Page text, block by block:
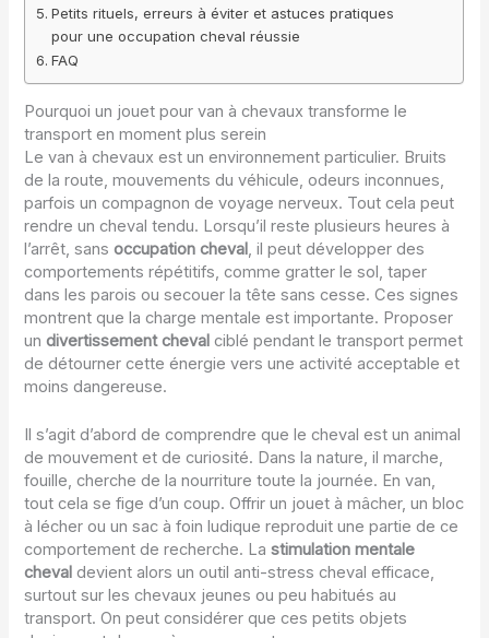
Petits rituels, erreurs à éviter et astuces pratiques
pour une occupation cheval réussie
FAQ
Pourquoi un jouet pour van à chevaux transforme le
transport en moment plus serein
Le van à chevaux est un environnement particulier. Bruits
de la route, mouvements du véhicule, odeurs inconnues,
parfois un compagnon de voyage nerveux. Tout cela peut
rendre un cheval tendu. Lorsqu’il reste plusieurs heures à
l’arrêt, sansoccupation cheval, il peut développer des
comportements répétitifs, comme gratter le sol, taper
dans les parois ou secouer la tête sans cesse. Ces signes
montrent que la charge mentale est importante. Proposer
undivertissement cheval ciblé pendant le transport permet
de détourner cette énergie vers une activité acceptable et
moins dangereuse.
Il s’agit d’abord de comprendre que le cheval est un animal
de mouvement et de curiosité. Dans la nature, il marche,
fouille, cherche de la nourriture toute la journée. En van,
tout cela se fige d’un coup. Offrir un jouet à mâcher, un bloc
à lécher ou un sac à foin ludique reproduit une partie de ce
comportement de recherche. Lastimulation mentale
cheval devient alors un outil anti-stress cheval efficace,
surtout sur les chevaux jeunes ou peu habitués au
transport. On peut considérer que ces petits objets